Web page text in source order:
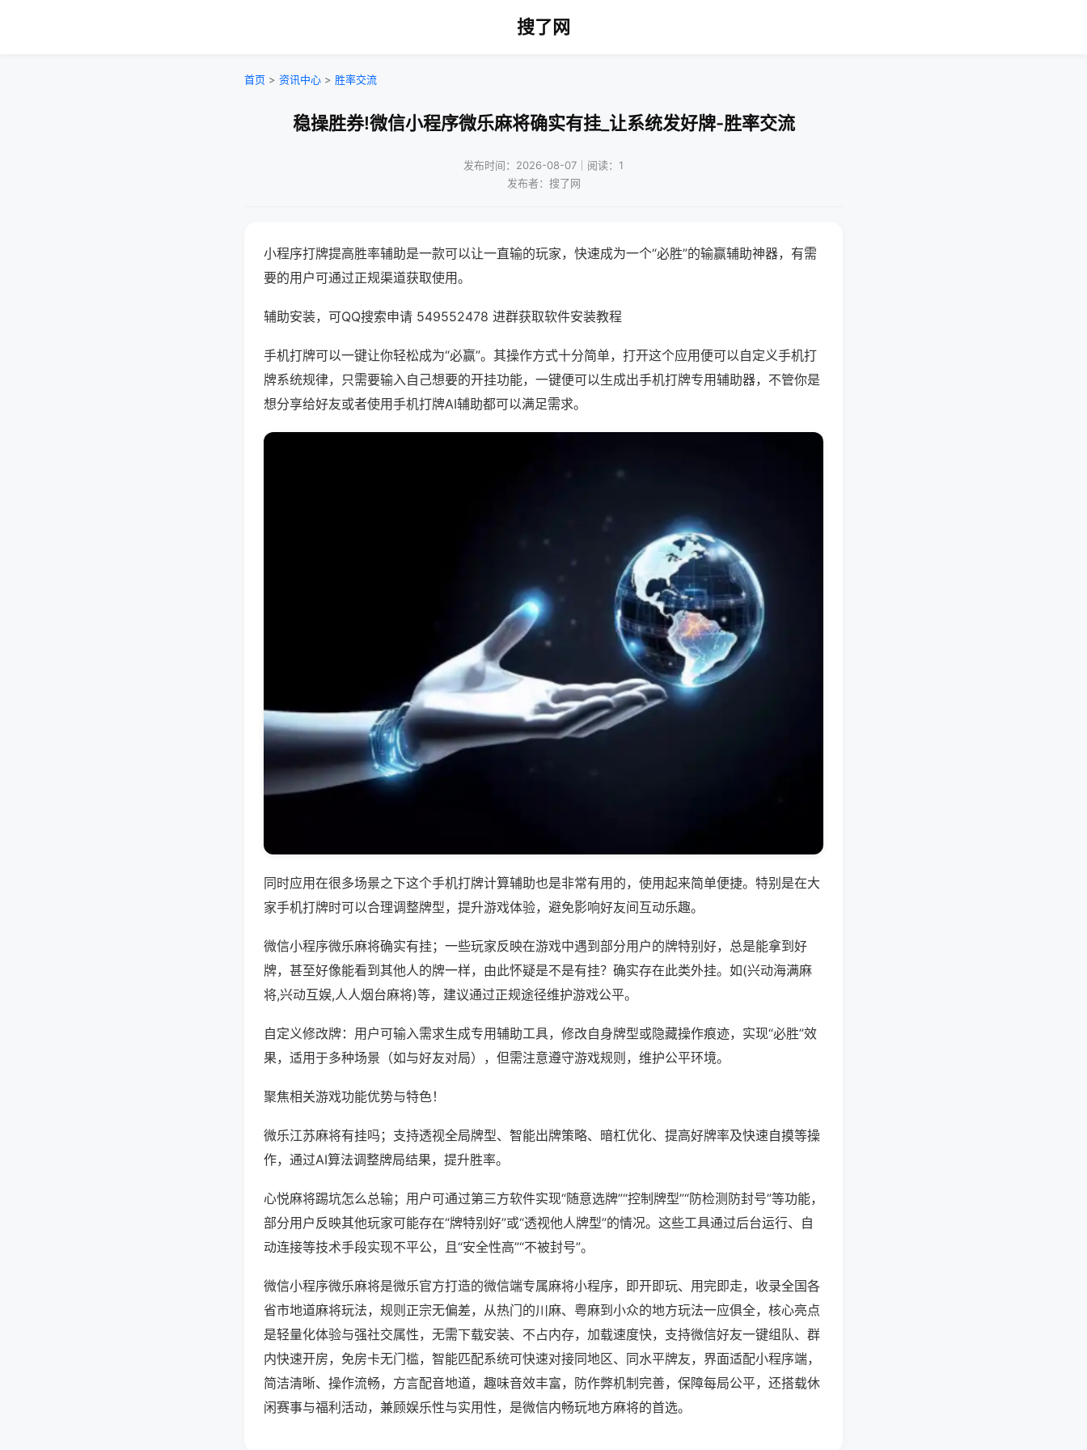
搜了网
首页 > 资讯中心 > 胜率交流
稳操胜券!微信小程序微乐麻将确实有挂_让系统发好牌-胜率交流
发布时间：2026-08-07｜阅读：1
发布者：搜了网
小程序打牌提高胜率辅助是一款可以让一直输的玩家，快速成为一个“必胜”的输赢辅助神器，有需
要的用户可通过正规渠道获取使用。
辅助安装，可QQ搜索申请 549552478 进群获取软件安装教程
手机打牌可以一键让你轻松成为“必赢”。其操作方式十分简单，打开这个应用便可以自定义手机打
牌系统规律，只需要输入自己想要的开挂功能，一键便可以生成出手机打牌专用辅助器，不管你是
想分享给好友或者使用手机打牌AI辅助都可以满足需求。
同时应用在很多场景之下这个手机打牌计算辅助也是非常有用的，使用起来简单便捷。特别是在大
家手机打牌时可以合理调整牌型，提升游戏体验，避免影响好友间互动乐趣。
微信小程序微乐麻将确实有挂；一些玩家反映在游戏中遇到部分用户的牌特别好，总是能拿到好
牌，甚至好像能看到其他人的牌一样，由此怀疑是不是有挂？确实存在此类外挂。如(兴动海满麻
将,兴动互娱,人人烟台麻将)等，建议通过正规途径维护游戏公平。
自定义修改牌：用户可输入需求生成专用辅助工具，修改自身牌型或隐藏操作痕迹，实现“必胜”效
果，适用于多种场景（如与好友对局），但需注意遵守游戏规则，维护公平环境。
聚焦相关游戏功能优势与特色！
微乐江苏麻将有挂吗；支持透视全局牌型、智能出牌策略、暗杠优化、提高好牌率及快速自摸等操
作，通过AI算法调整牌局结果，提升胜率。
心悦麻将踢坑怎么总输；用户可通过第三方软件实现“随意选牌”“控制牌型”“防检测防封号”等功能，
部分用户反映其他玩家可能存在“牌特别好”或“透视他人牌型”的情况。这些工具通过后台运行、自
动连接等技术手段实现不平公，且“安全性高”“不被封号”。
微信小程序微乐麻将是微乐官方打造的微信端专属麻将小程序，即开即玩、用完即走，收录全国各
省市地道麻将玩法，规则正宗无偏差，从热门的川麻、粤麻到小众的地方玩法一应俱全，核心亮点
是轻量化体验与强社交属性，无需下载安装、不占内存，加载速度快，支持微信好友一键组队、群
内快速开房，免房卡无门槛，智能匹配系统可快速对接同地区、同水平牌友，界面适配小程序端，
简洁清晰、操作流畅，方言配音地道，趣味音效丰富，防作弊机制完善，保障每局公平，还搭载休
闲赛事与福利活动，兼顾娱乐性与实用性，是微信内畅玩地方麻将的首选。